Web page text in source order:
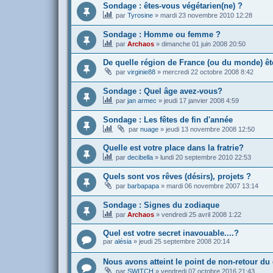
Sondage : êtes-vous végétarien(ne) ?
par Tyrosine » mardi 23 novembre 2010 12:28
Sondage : Homme ou femme ?
par Archaos » dimanche 01 juin 2008 20:50
De quelle région de France (ou du monde)
par virginie88 » mercredi 22 octobre 2008 8:42
Sondage : Quel âge avez-vous?
par jan armec » jeudi 17 janvier 2008 4:59
Sondage : Les fêtes de fin d'année
par nuage » jeudi 13 novembre 2008 12:50
Quelle est votre place dans la fratrie?
par decibella » lundi 20 septembre 2010 22:53
Quels sont vos rêves (désirs), projets ?
par barbapapa » mardi 06 novembre 2007 13:14
Sondage : Signes du zodiaque
par Archaos » vendredi 25 avril 2008 1:22
Quel est votre secret inavouable....?
par alésia » jeudi 25 septembre 2008 20:14
Nous avons atteint le point de non-retour
par SWITCH » vendredi 07 octobre 2016 21:43